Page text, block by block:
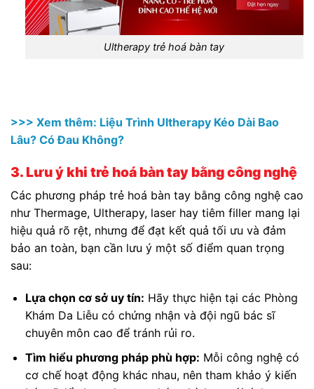
Ultherapy trẻ hoá bàn tay
>>> Xem thêm: Liệu Trình Ultherapy Kéo Dài Bao
Lâu? Có Đau Không?
3. Lưu ý khi trẻ hoá bàn tay bằng công nghệ
Các phương pháp trẻ hoá bàn tay bằng công nghệ cao
như Thermage, Ultherapy, laser hay tiêm filler mang lại
hiệu quả rõ rệt, nhưng để đạt kết quả tối ưu và đảm
bảo an toàn, bạn cần lưu ý một số điểm quan trọng
sau:
Lựa chọn cơ sở uy tín: Hãy thực hiện tại các Phòng
Khám Da Liễu có chứng nhận và đội ngũ bác sĩ
chuyên môn cao để tránh rủi ro.
Tìm hiểu phương pháp phù hợp: Mỗi công nghệ có
cơ chế hoạt động khác nhau, nên tham khảo ý kiến